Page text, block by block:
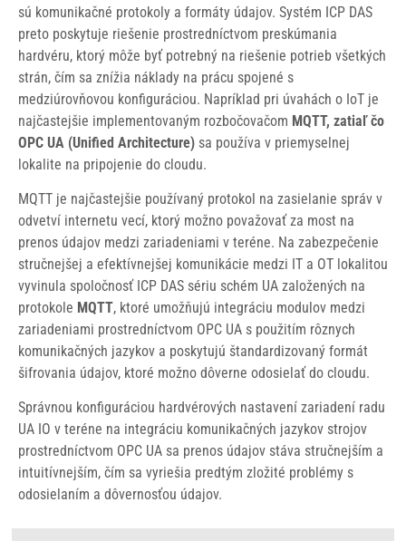
sú komunikačné protokoly a formáty údajov. Systém ICP DAS
preto poskytuje riešenie prostredníctvom preskúmania
hardvéru, ktorý môže byť potrebný na riešenie potrieb všetkých
strán, čím sa znížia náklady na prácu spojené s
medziúrovňovou konfiguráciou. Napríklad pri úvahách o IoT je
najčastejšie implementovaným rozbočovačom MQTT, zatiaľ čo
OPC UA (Unified Architecture) sa používa v priemyselnej
lokalite na pripojenie do cloudu.
MQTT je najčastejšie používaný protokol na zasielanie správ v
odvetví internetu vecí, ktorý možno považovať za most na
prenos údajov medzi zariadeniami v teréne. Na zabezpečenie
stručnejšej a efektívnejšej komunikácie medzi IT a OT lokalitou
vyvinula spoločnosť ICP DAS sériu schém UA založených na
protokole MQTT, ktoré umožňujú integráciu modulov medzi
zariadeniami prostredníctvom OPC UA s použitím rôznych
komunikačných jazykov a poskytujú štandardizovaný formát
šifrovania údajov, ktoré možno dôverne odosielať do cloudu.
Správnou konfiguráciou hardvérových nastavení zariadení radu
UA IO v teréne na integráciu komunikačných jazykov strojov
prostredníctvom OPC UA sa prenos údajov stáva stručnejším a
intuitívnejším, čím sa vyriešia predtým zložité problémy s
odosielaním a dôvernosťou údajov.